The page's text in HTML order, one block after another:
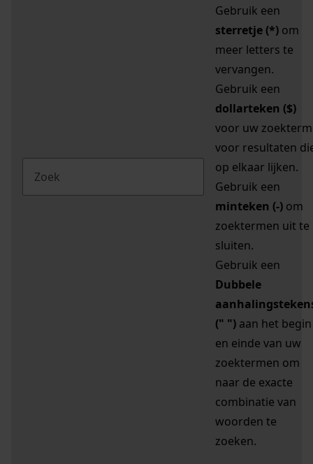
Gebruik een
sterretje (*) om
meer letters te
vervangen.
Gebruik een
dollarteken ($)
voor uw zoekterm
voor resultaten
op elkaar lijken.
Gebruik een
minteken (-) om
zoektermen uit te
sluiten.
Gebruik een
Dubbele
(" ") aan het begin
en einde van uw
zoektermen om
naar de exacte
combinatie van
woorden te
zoeken.